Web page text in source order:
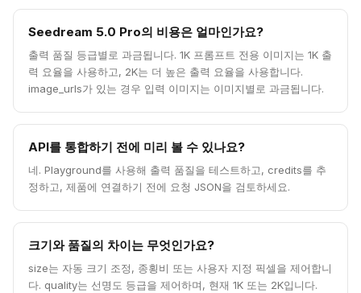
Seedream 5.0 Pro의 비용은 얼마인가요?
출력 품질 등급별로 과금됩니다. 1K 프롬프트 전용 이미지는 1K 출
력 요율을 사용하고, 2K는 더 높은 출력 요율을 사용합니다.
image_urls가 있는 경우 입력 이미지는 이미지별로 과금됩니다.
API를 통합하기 전에 미리 볼 수 있나요?
네. Playground를 사용해 출력 품질을 테스트하고, credits를 추
정하고, 제품에 연결하기 전에 요청 JSON을 검토하세요.
크기와 품질의 차이는 무엇인가요?
size는 자동 크기 조정, 종횡비 또는 사용자 지정 픽셀을 제어합니
다. quality는 선명도 등급을 제어하며, 현재 1K 또는 2K입니다.